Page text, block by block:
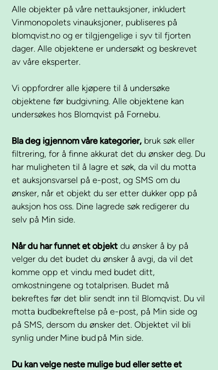
Alle objekter på våre nettauksjoner, inkludert
Vinmonopolets vinauksjoner, publiseres på
blomqvist.no og er tilgjengelige i syv til fjorten
dager. Alle objektene er undersøkt og beskrevet
av våre eksperter.
Vi oppfordrer alle kjøpere til å undersøke
objektene før budgivning. Alle objektene kan
undersøkes hos Blomqvist på Fornebu.
Bla deg igjennom våre kategorier, bruk søk eller
filtrering, for å finne akkurat det du ønsker deg. Du
har muligheten til å lagre et søk, da vil du motta
et auksjonsvarsel på e-post, og SMS om du
ønsker, når et objekt du ser etter dukker opp på
auksjon hos oss. Dine lagrede søk redigerer du
selv på Min side.
Når du har funnet et objekt du ønsker å by på
velger du det budet du ønsker å avgi, da vil det
komme opp et vindu med budet ditt,
omkostningene og totalprisen. Budet må
bekreftes før det blir sendt inn til Blomqvist. Du vil
motta budbekreftelse på e-post, på Min side og
på SMS, dersom du ønsker det. Objektet vil bli
synlig under Mine bud på Min side.
Du kan velge neste mulige bud eller sette et